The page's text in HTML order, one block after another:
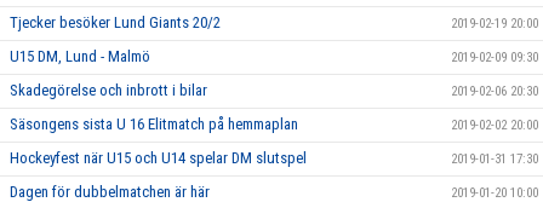
Tjecker besöker Lund Giants 20/2 2019-02-19 20:00
U15 DM, Lund - Malmö 2019-02-09 09:30
Skadegörelse och inbrott i bilar 2019-02-06 20:30
Säsongens sista U 16 Elitmatch på hemmaplan 2019-02-02 20:00
Hockeyfest när U15 och U14 spelar DM slutspel 2019-01-31 17:30
Dagen för dubbelmatchen är här 2019-01-20 10:00